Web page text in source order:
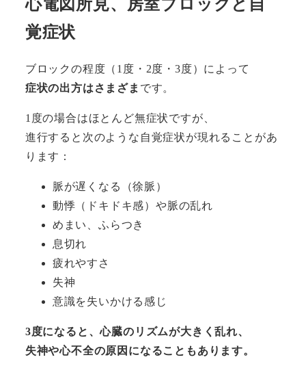
心電図所見、房室ブロックと自
覚症状
ブロックの程度（1度・2度・3度）によって
症状の出方はさまざま です。
1度の場合はほとんど無症状ですが、
進行すると次のような自覚症状が現れることがあ
ります：
脈が遅くなる（徐脈）
動悸（ドキドキ感）や脈の乱れ
めまい、ふらつき
息切れ
疲れやすさ
失神
意識を失いかける感じ
3度になると、心臓のリズムが大きく乱れ、
失神や心不全の原因になることもあります。